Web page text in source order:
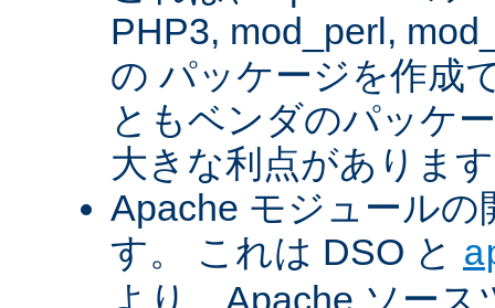
PHP3, mod_perl,
の パッケージを作成
ともベンダのパッケ
大きな利点がありま
Apache モジュール
す。 これは DSO と
より、Apache ソー